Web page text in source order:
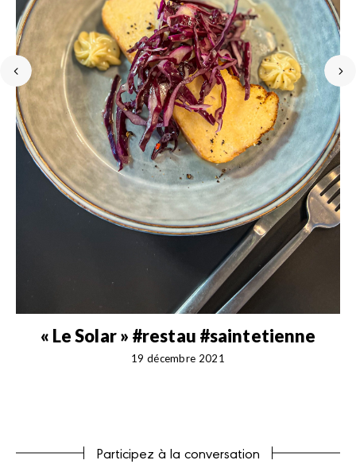
« Le Solar » #restau #saintetienne
19 décembre 2021
Participez à la conversation